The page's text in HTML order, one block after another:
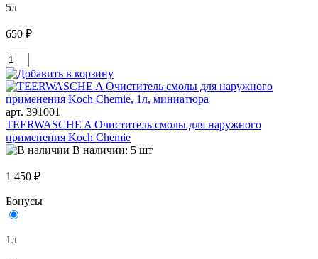
5л
650 ₽
арт. 391001
TEERWASCHE A Очиститель смолы для наружного
применения Koch Chemie
В наличии: 5 шт
1 450 ₽
Бонусы
1л